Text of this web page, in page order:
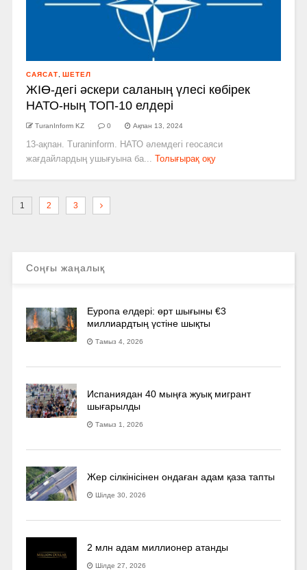
САЯСАТ ШЕТЕЛ
ЖІӨ-дегі әскери саланың үлесі көбірек
НАТО-ның ТОП-10 елдері
TuranInform KZ 0 Ақпан 13, 2024
13-ақпан. Turaninform. НАТО әлемдегі геосаяси
жағдайлардың ушығуына ба...
Толығырақ оқу
1 2 3
Соңғы жаңалық
Еуропа елдері: өрт шығыны €3
миллиардтың үстіне шықты
Тамыз 4, 2026
Испаниядан 40 мыңға жуық мигрант
шығарылды
Тамыз 1, 2026
Жер сілкінісінен ондаған адам қаза тапты
Шілде 30, 2026
2 млн адам миллионер атанды
Шілде 27, 2026